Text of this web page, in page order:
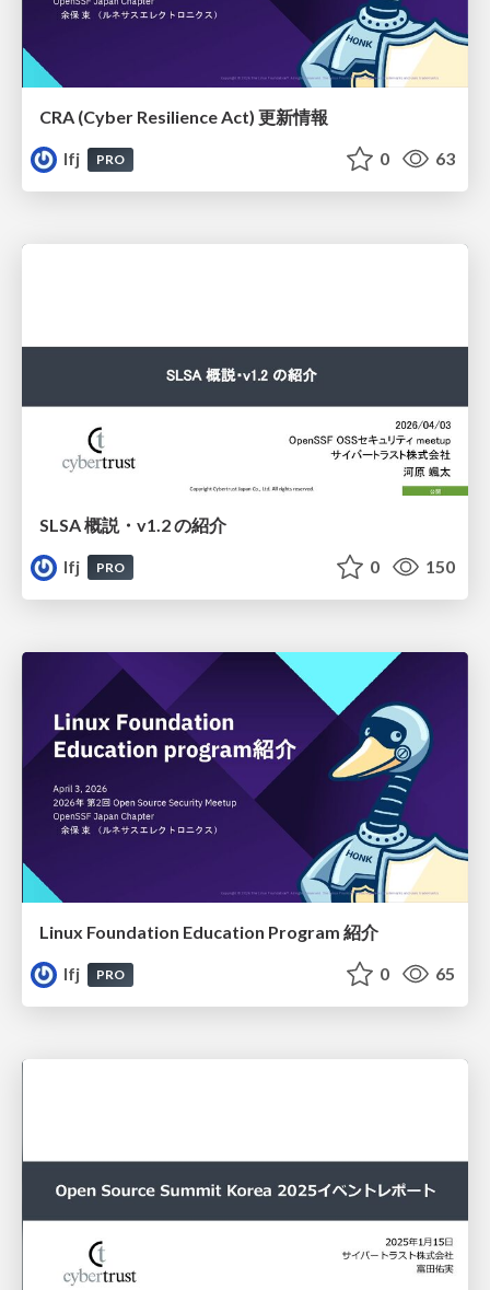
CRA (Cyber Resilience Act)​ 更新情報
lfj
PRO 0 63
SLSA 概説・v1.2 の紹介
lfj
PRO 0 150
Linux Foundation Education Program 紹介
lfj
PRO 0 65